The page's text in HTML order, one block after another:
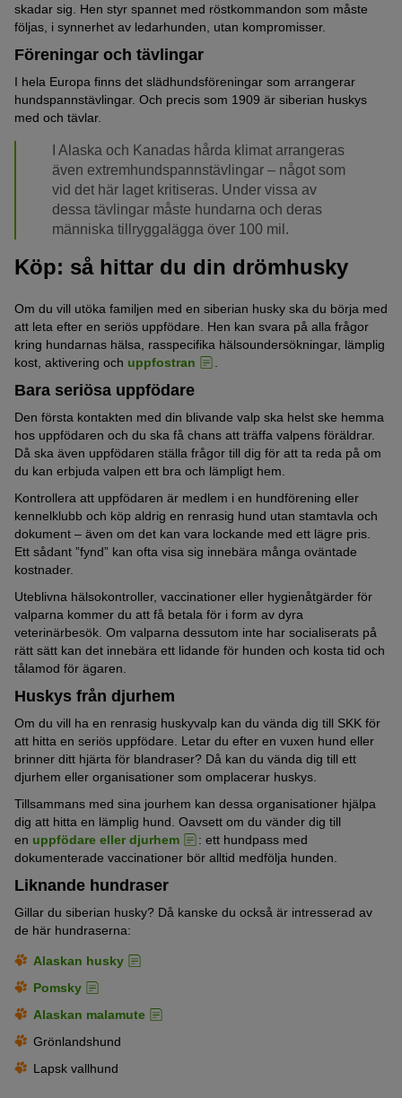
skadar sig. Hen styr spannet med röstkommandon som måste
följas, i synnerhet av ledarhunden, utan kompromisser.
Föreningar och tävlingar
I hela Europa finns det slädhundsföreningar som arrangerar
hundspannstävlingar. Och precis som 1909 är siberian huskys
med och tävlar.
I Alaska och Kanadas hårda klimat arrangeras
även extremhundspannstävlingar – något som
vid det här laget kritiseras. Under vissa av
dessa tävlingar måste hundarna och deras
människa tillryggalägga över 100 mil.
Köp: så hittar du din drömhusky
Om du vill utöka familjen med en siberian husky ska du börja med
att leta efter en seriös uppfödare. Hen kan svara på alla frågor
kring hundarnas hälsa, rasspecifika hälsoundersökningar, lämplig
kost, aktivering och uppfostran
Bara seriösa uppfödare
Den första kontakten med din blivande valp ska helst ske hemma
hos uppfödaren och du ska få chans att träffa valpens föräldrar.
Då ska även uppfödaren ställa frågor till dig för att ta reda på om
du kan erbjuda valpen ett bra och lämpligt hem.
Kontrollera att uppfödaren är medlem i en hundförening eller
kennelklubb och köp aldrig en renrasig hund utan stamtavla och
dokument – även om det kan vara lockande med ett lägre pris.
Ett sådant ”fynd” kan ofta visa sig innebära många oväntade
kostnader.
Uteblivna hälsokontroller, vaccinationer eller hygienåtgärder för
valparna kommer du att få betala för i form av dyra
veterinärbesök. Om valparna dessutom inte har socialiserats på
rätt sätt kan det innebära ett lidande för hunden och kosta tid och
tålamod för ägaren.
Huskys från djurhem
Om du vill ha en renrasig huskyvalp kan du vända dig till SKK för
att hitta en seriös uppfödare. Letar du efter en vuxen hund eller
brinner ditt hjärta för blandraser? Då kan du vända dig till ett
djurhem eller organisationer som omplacerar huskys.
Tillsammans med sina jourhem kan dessa organisationer hjälpa
dig att hitta en lämplig hund. Oavsett om du vänder dig till
en uppfödare eller djurhem
: ett hundpass med
dokumenterade vaccinationer bör alltid medfölja hunden.
Liknande hundraser
Gillar du siberian husky? Då kanske du också är intresserad av
de här hundraserna:
Alaskan husky
Pomsky
Alaskan malamute
Grönlandshund
Lapsk vallhund